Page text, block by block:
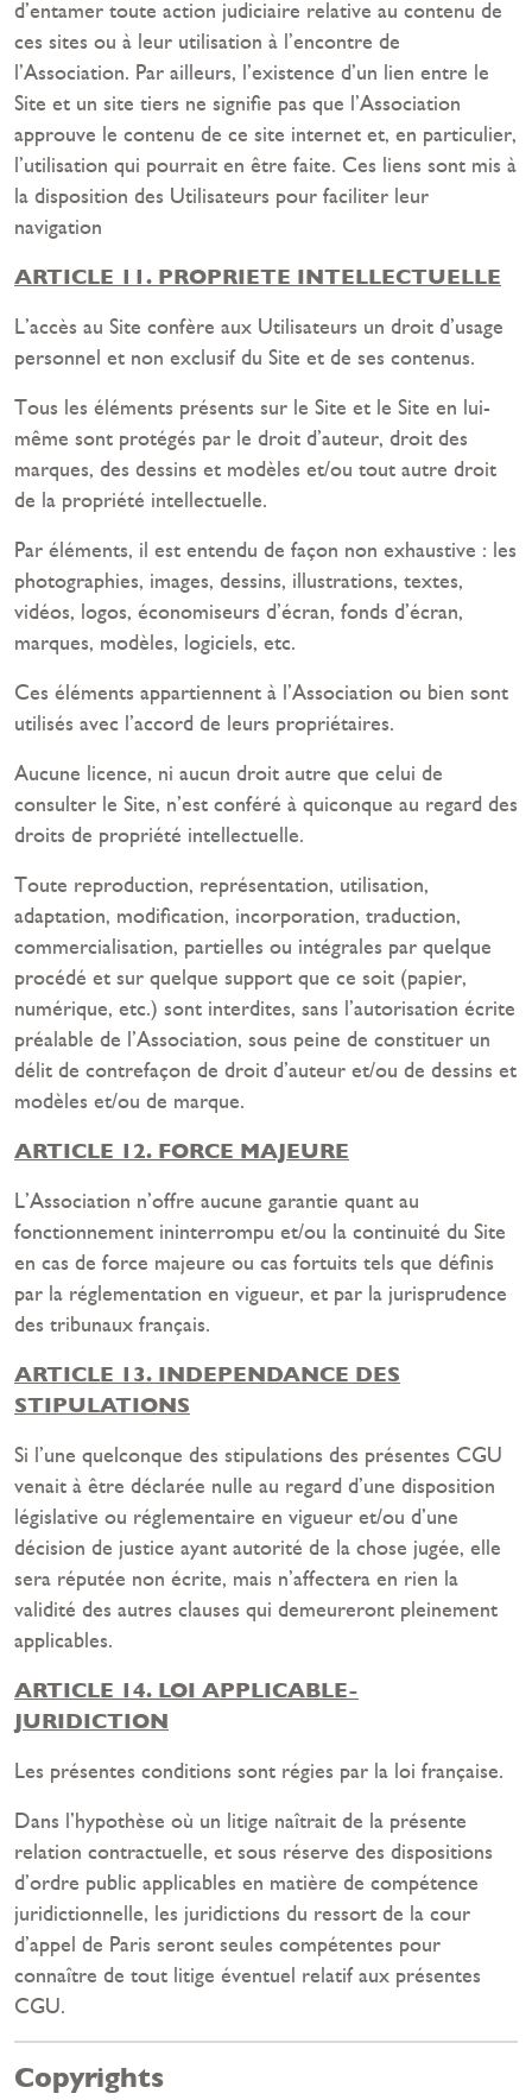
d’entamer toute action judiciaire relative au contenu de
ces sites ou à leur utilisation à l’encontre de
l’Association. Par ailleurs, l’existence d’un lien entre le
Site et un site tiers ne signifie pas que l’Association
approuve le contenu de ce site internet et, en particulier,
l’utilisation qui pourrait en être faite. Ces liens sont mis à
la disposition des Utilisateurs pour faciliter leur
navigation
ARTICLE 11. PROPRIETE INTELLECTUELLE
L’accès au Site confère aux Utilisateurs un droit d’usage
personnel et non exclusif du Site et de ses contenus.
Tous les éléments présents sur le Site et le Site en lui-
même sont protégés par le droit d’auteur, droit des
marques, des dessins et modèles et/ou tout autre droit
de la propriété intellectuelle.
Par éléments, il est entendu de façon non exhaustive : les
photographies, images, dessins, illustrations, textes,
vidéos, logos, économiseurs d’écran, fonds d’écran,
marques, modèles, logiciels, etc.
Ces éléments appartiennent à l’Association ou bien sont
utilisés avec l’accord de leurs propriétaires.
Aucune licence, ni aucun droit autre que celui de
consulter le Site, n’est conféré à quiconque au regard des
droits de propriété intellectuelle.
Toute reproduction, représentation, utilisation,
adaptation, modification, incorporation, traduction,
commercialisation, partielles ou intégrales par quelque
procédé et sur quelque support que ce soit (papier,
numérique, etc.) sont interdites, sans l’autorisation écrite
préalable de l’Association, sous peine de constituer un
délit de contrefaçon de droit d’auteur et/ou de dessins et
modèles et/ou de marque.
ARTICLE 12. FORCE MAJEURE
L’Association n’offre aucune garantie quant au
fonctionnement ininterrompu et/ou la continuité du Site
en cas de force majeure ou cas fortuits tels que définis
par la réglementation en vigueur, et par la jurisprudence
des tribunaux français.
ARTICLE 13. INDEPENDANCE DES
STIPULATIONS
Si l’une quelconque des stipulations des présentes CGU
venait à être déclarée nulle au regard d’une disposition
législative ou réglementaire en vigueur et/ou d’une
décision de justice ayant autorité de la chose jugée, elle
sera réputée non écrite, mais n’affectera en rien la
validité des autres clauses qui demeureront pleinement
applicables.
ARTICLE 14. LOI APPLICABLE-
JURIDICTION
Les présentes conditions sont régies par la loi française.
Dans l’hypothèse où un litige naîtrait de la présente
relation contractuelle, et sous réserve des dispositions
d’ordre public applicables en matière de compétence
juridictionnelle, les juridictions du ressort de la cour
d’appel de Paris seront seules compétentes pour
connaître de tout litige éventuel relatif aux présentes
CGU.
Copyrights